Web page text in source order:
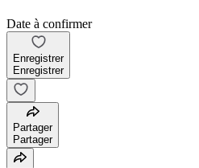
Date à confirmer
Enregistrer
Enregistrer
Partager
Partager